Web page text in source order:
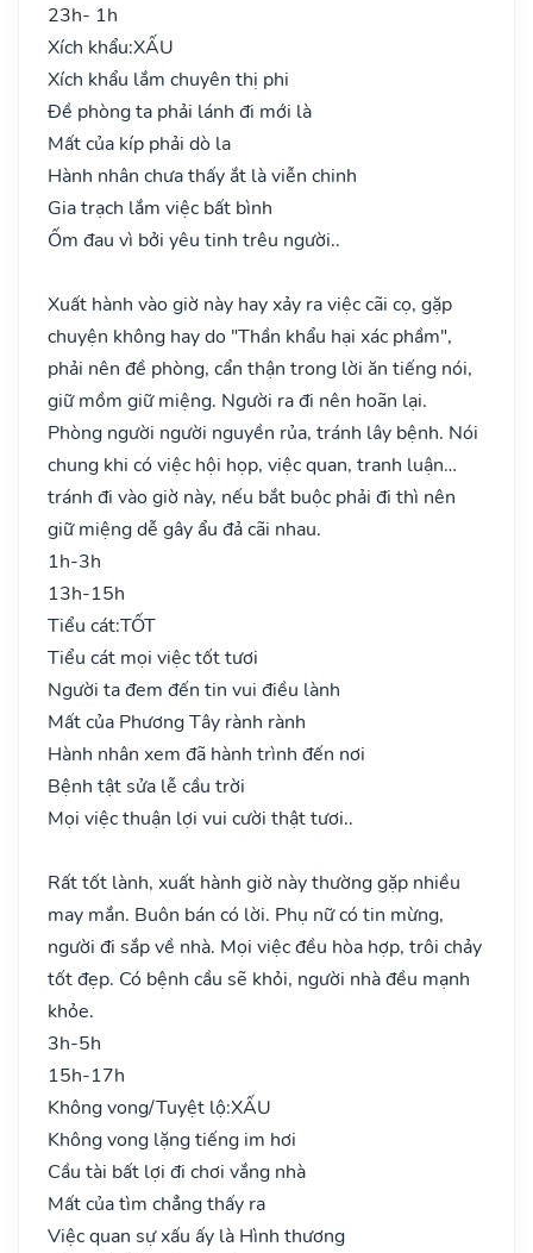
23h- 1h
Xích khẩu:XẤU
Xích khẩu lắm chuyên thị phi
Đề phòng ta phải lánh đi mới là
Mất của kíp phải dò la
Hành nhân chưa thấy ắt là viễn chinh
Gia trạch lắm việc bất bình
Ốm đau vì bởi yêu tinh trêu người..
Xuất hành vào giờ này hay xảy ra việc cãi cọ, gặp
chuyện không hay do "Thần khẩu hại xác phầm",
phải nên đề phòng, cẩn thận trong lời ăn tiếng nói,
giữ mồm giữ miệng. Người ra đi nên hoãn lại.
Phòng người người nguyền rủa, tránh lây bệnh. Nói
chung khi có việc hội họp, việc quan, tranh luận…
tránh đi vào giờ này, nếu bắt buộc phải đi thì nên
giữ miệng dễ gây ẩu đả cãi nhau.
1h-3h
13h-15h
Tiểu cát:TỐT
Tiểu cát mọi việc tốt tươi
Người ta đem đến tin vui điều lành
Mất của Phương Tây rành rành
Hành nhân xem đã hành trình đến nơi
Bệnh tật sửa lễ cầu trời
Mọi việc thuận lợi vui cười thật tươi..
Rất tốt lành, xuất hành giờ này thường gặp nhiều
may mắn. Buôn bán có lời. Phụ nữ có tin mừng,
người đi sắp về nhà. Mọi việc đều hòa hợp, trôi chảy
tốt đẹp. Có bệnh cầu sẽ khỏi, người nhà đều mạnh
khỏe.
3h-5h
15h-17h
Không vong/Tuyệt lộ:XẤU
Không vong lặng tiếng im hơi
Cầu tài bất lợi đi chơi vắng nhà
Mất của tìm chẳng thấy ra
Việc quan sự xấu ấy là Hình thương